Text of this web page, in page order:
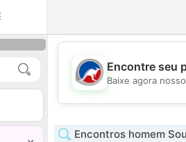
💖
Encontre seu
Baixe agora
Encontros homem